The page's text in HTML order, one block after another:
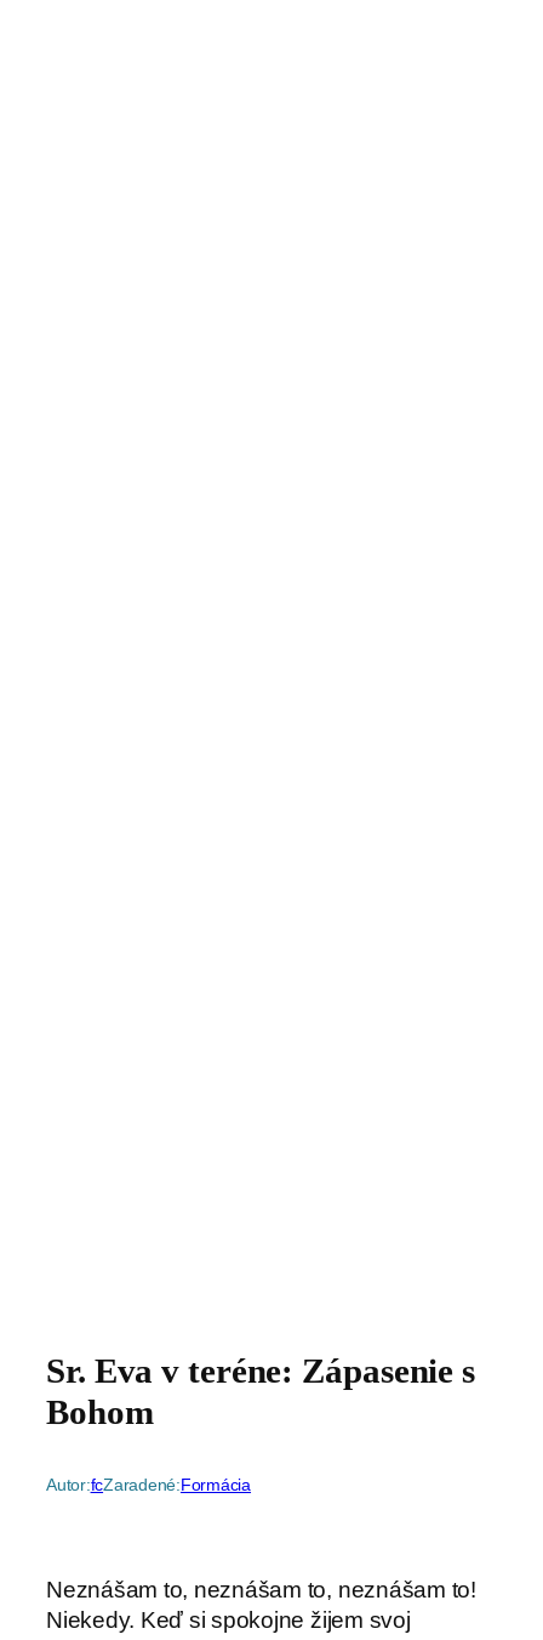
Sr. Eva v teréne: Zápasenie s
Bohom
Autor:fcZaradené:Formácia
Neznášam to, neznášam to, neznášam to!
Niekedy. Keď si spokojne žijem svoj